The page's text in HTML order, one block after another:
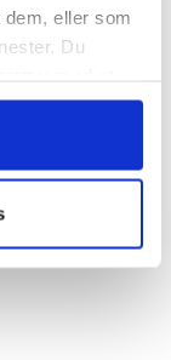
eller som
Du
at slå op